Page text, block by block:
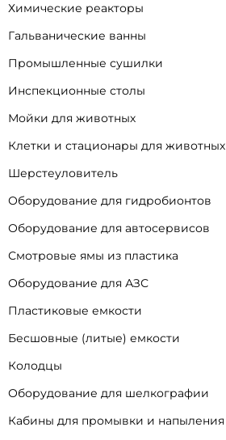
Химические реакторы
Гальванические ванны
Промышленные сушилки
Инспекционные столы
Мойки для животных
Клетки и стационары для животных
Шерстеуловитель
Оборудование для гидробионтов
Оборудование для автосервисов
Смотровые ямы из пластика
Оборудование для АЗС
Пластиковые емкости
Бесшовные (литые) емкости
Колодцы
Оборудование для шелкографии
Кабины для промывки и напыления